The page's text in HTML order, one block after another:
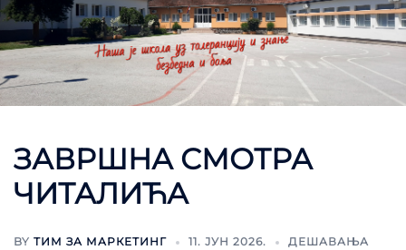
ЗАВРШНА СМОТРА
ЧИТАЛИЋА
BY ТИМ ЗА МАРКЕТИНГ 11. ЈУН 2026. ДЕШАВАЊА